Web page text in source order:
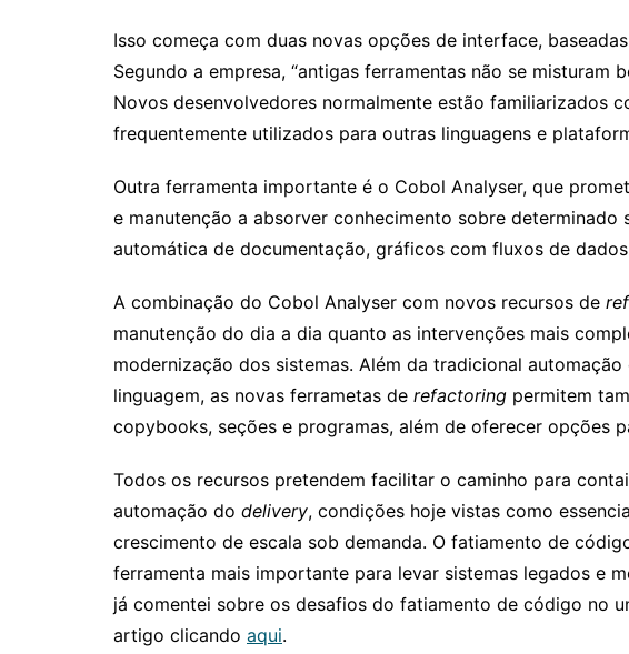
Isso começa com duas novas opções de interface,
Segundo a empresa, “antigas ferramentas não se misturam
Novos desenvolvedores normalmente estão familiarizados
frequentemente utilizados para outras linguagens e
Outra ferramenta importante é o Cobol Analyser, que
e manutenção a absorver conhecimento sobre determinado
automática de documentação, gráficos com fluxos de
A combinação do Cobol Analyser com novos recursos de
manutenção do dia a dia quanto as intervenções mais
modernização dos sistemas. Além da tradicional automação
linguagem, as novas ferrametas de refactoring permitem
copybooks, seções e programas, além de oferecer opções
Todos os recursos pretendem facilitar o caminho para
automação do delivery, condições hoje vistas como
crescimento de escala sob demanda. O fatiamento de
ferramenta mais importante para levar sistemas legados e
já comentei sobre os desafios do fatiamento de código no
artigo clicando aqui.